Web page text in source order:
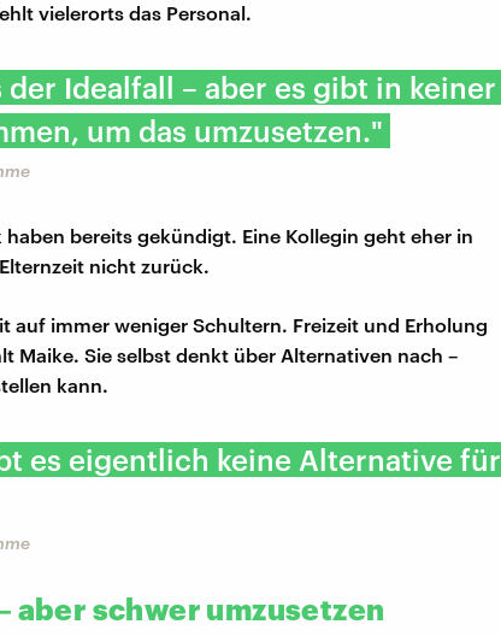
vielerorts das Personal.
Idealfall – aber es gibt in keiner
um das umzusetzen."
bereits gekündigt. Eine Kollegin geht eher in
nicht zurück.
auf immer weniger Schultern. Freizeit und Erholung
Maike. Sie selbst denkt über Alternativen nach –
kann.
es eigentlich keine Alternative für
aber schwer umzusetzen